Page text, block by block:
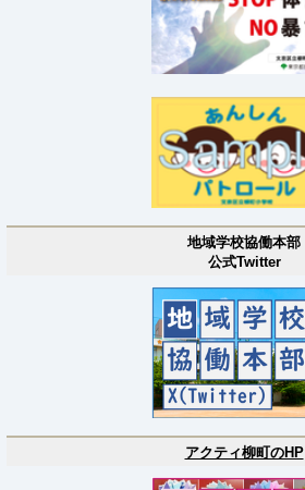
地域学校協働本部
公式Twitter
アクティ柳町のHP